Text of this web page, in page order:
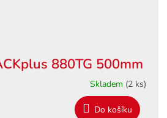
880TG 500mm
Skladem (2 ks)
Do košíku